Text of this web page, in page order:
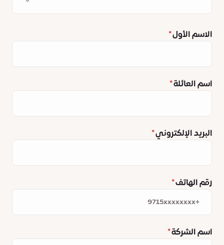
الاسم الأول
اسم العائلة
البريد الإلكتروني
رقم الهاتف
اسم الشركة